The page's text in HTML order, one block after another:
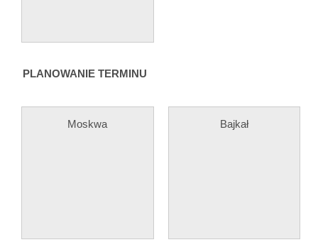
PLANOWANIE TERMINU
Moskwa Bajkał